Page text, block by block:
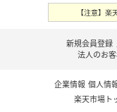
【注意】
新規会員登録
法人のお
企業情報 個人情
楽天市場ト